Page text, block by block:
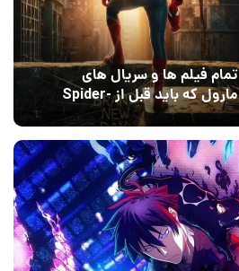
تمام فیلم ها و سریال های
مارول که باید قبل از Spider-
Man: Brand New Day تماشا
۰ 10 مرداد 1405